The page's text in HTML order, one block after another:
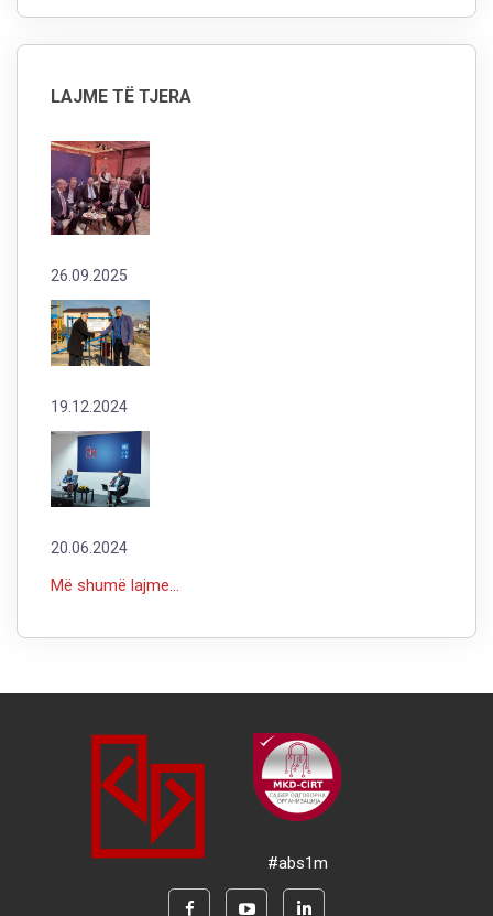
LAJME TË TJERA
26.09.2025
19.12.2024
20.06.2024
Më shumë lajme...
#abs1m